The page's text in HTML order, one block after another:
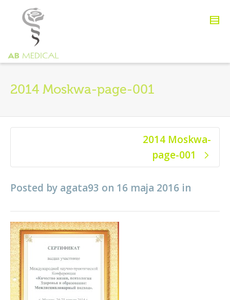
2014 Moskwa-page-001
2014 Moskwa-
page-001
Posted by agata93 on 16 maja 2016 in